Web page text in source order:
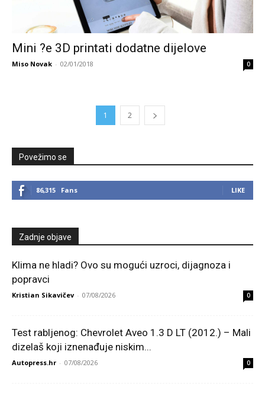
Mini ?e 3D printati dodatne dijelove
Miso Novak - 02/01/2018 0
1 2
Povežimo se
86,315 Fans LIKE
Zadnje objave
Klima ne hladi? Ovo su mogući uzroci, dijagnoza i
popravci
Kristian Sikavičev - 07/08/2026 0
Test rabljenog: Chevrolet Aveo 1.3 D LT (2012.) – Mali
dizelaš koji iznenađuje niskim...
Autopress.hr - 07/08/2026 0